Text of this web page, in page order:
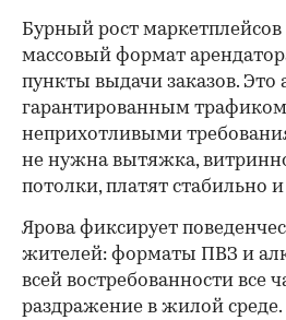
Бурный рост
массовый формат
пункты выдачи заказов. Это
гарантированным
неприхотливыми
не нужна вытяжка,
потолки, платят стабильно
Ярова фиксирует
жителей: форматы ПВЗ и
всей востребованности все
раздражение в жилой среде.